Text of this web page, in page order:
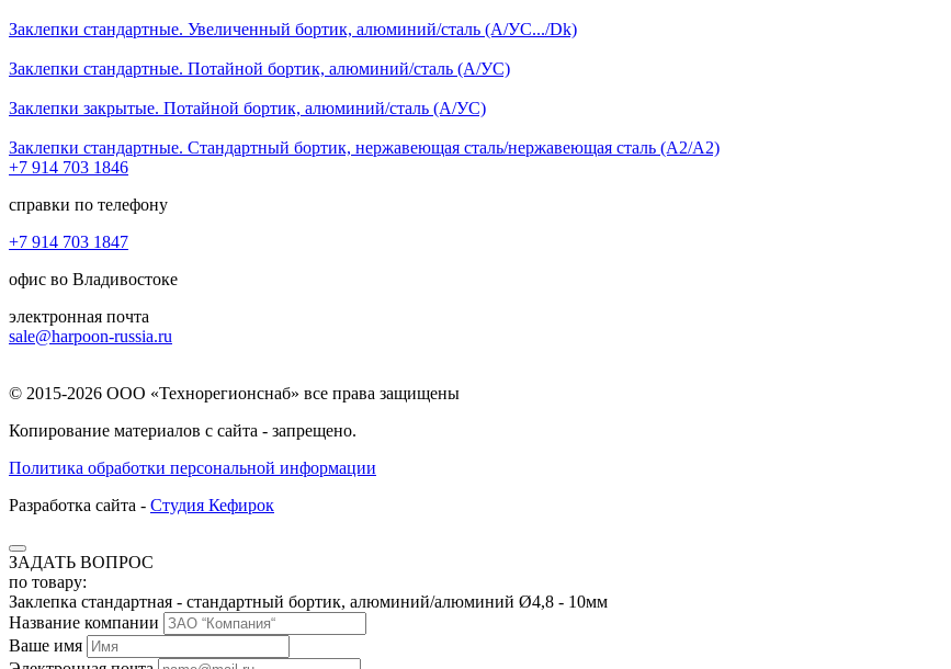
Заклепки стандартные. Увеличенный бортик, алюминий/сталь (А/УС.../Dk)
Заклепки стандартные. Потайной бортик, алюминий/сталь (А/УС)
Заклепки закрытые. Потайной бортик, алюминий/сталь (А/УС)
Заклепки стандартные. Стандартный бортик, нержавеющая сталь/нержавеющая сталь (А2/А2)
+7 914 703 1846
справки по телефону
+7 914 703 1847
офис во Владивостоке
электронная почта
sale@harpoon-russia.ru
© 2015-2026 ООО «Технорегионснаб» все права защищены
Копирование материалов с сайта - запрещено.
Политика обработки персональной информации
Разработка сайта - Студия Кефирок
ЗАДАТЬ ВОПРОС
по товару:
Заклепка стандартная - стандартный бортик, алюминий/алюминий Ø4,8 - 10мм
Название компании
Ваше имя